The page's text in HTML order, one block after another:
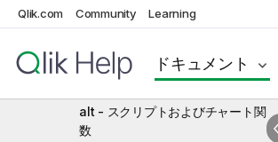
Qlik.com Community Learning
ドキュメント
分析接続
カラー関数
alt - スクリプトおよびチャート関
数